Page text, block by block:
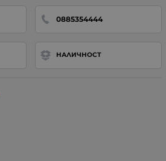
0885354444
НАЛИЧНОСТ